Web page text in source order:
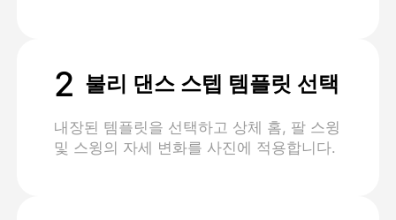
2 불리 댄스 스텝 템플릿 선택
내장된 템플릿을 선택하고 상체 홈, 팔 스윙
및 스윙의 자세 변화를 사진에 적용합니다.